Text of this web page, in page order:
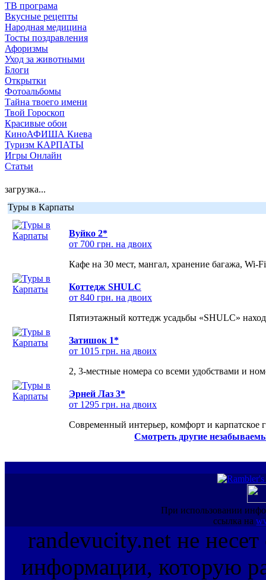
ТВ програма
Вкусные рецепты
Народная медицина
Тосты поздравления
Афоризмы
Уход за животными
Блоги
Открытки
Фотоальбомы
Тайна твоего имени
Твой Гороскоп
Красивые обои
КиноАФИША Киева
Туризм КАРПАТЫ
Игры Онлайн
Статьи
загрузка...
Туры в Карпаты
Вуйко 2*
от 700 грн. на двоих
Кафе на 30 мест, мангал, хранение багажа, Wi-
Коттедж SHULC
от 840 грн. на двоих
Пятиэтажный коттедж усадьбы «SHULC»
Затишок 1*
от 1015 грн. на двоих
2, 3-местные номера со всеми удобствами и
Эрней Лаз 3*
от 1295 грн. на двоих
Современный интерьер, комфорт и карпатское
Смотреть другие
При использовании
ссылка на
randevucity.net не несет
информации, которую